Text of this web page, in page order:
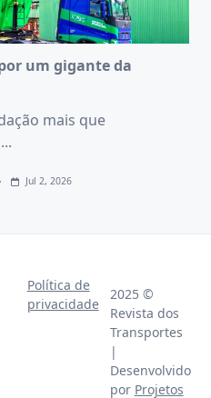
um gigante da
mais que
...
Jul 2, 2026
Política de
privacidade
2025 ©
Revista dos
Transportes
|
Desenvolvido
por Projetos